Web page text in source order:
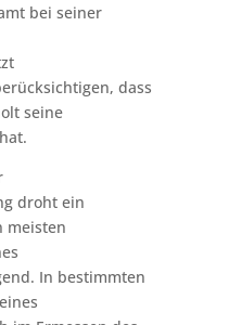
bei seiner
dass
seine
droht ein
meisten
In bestimmten